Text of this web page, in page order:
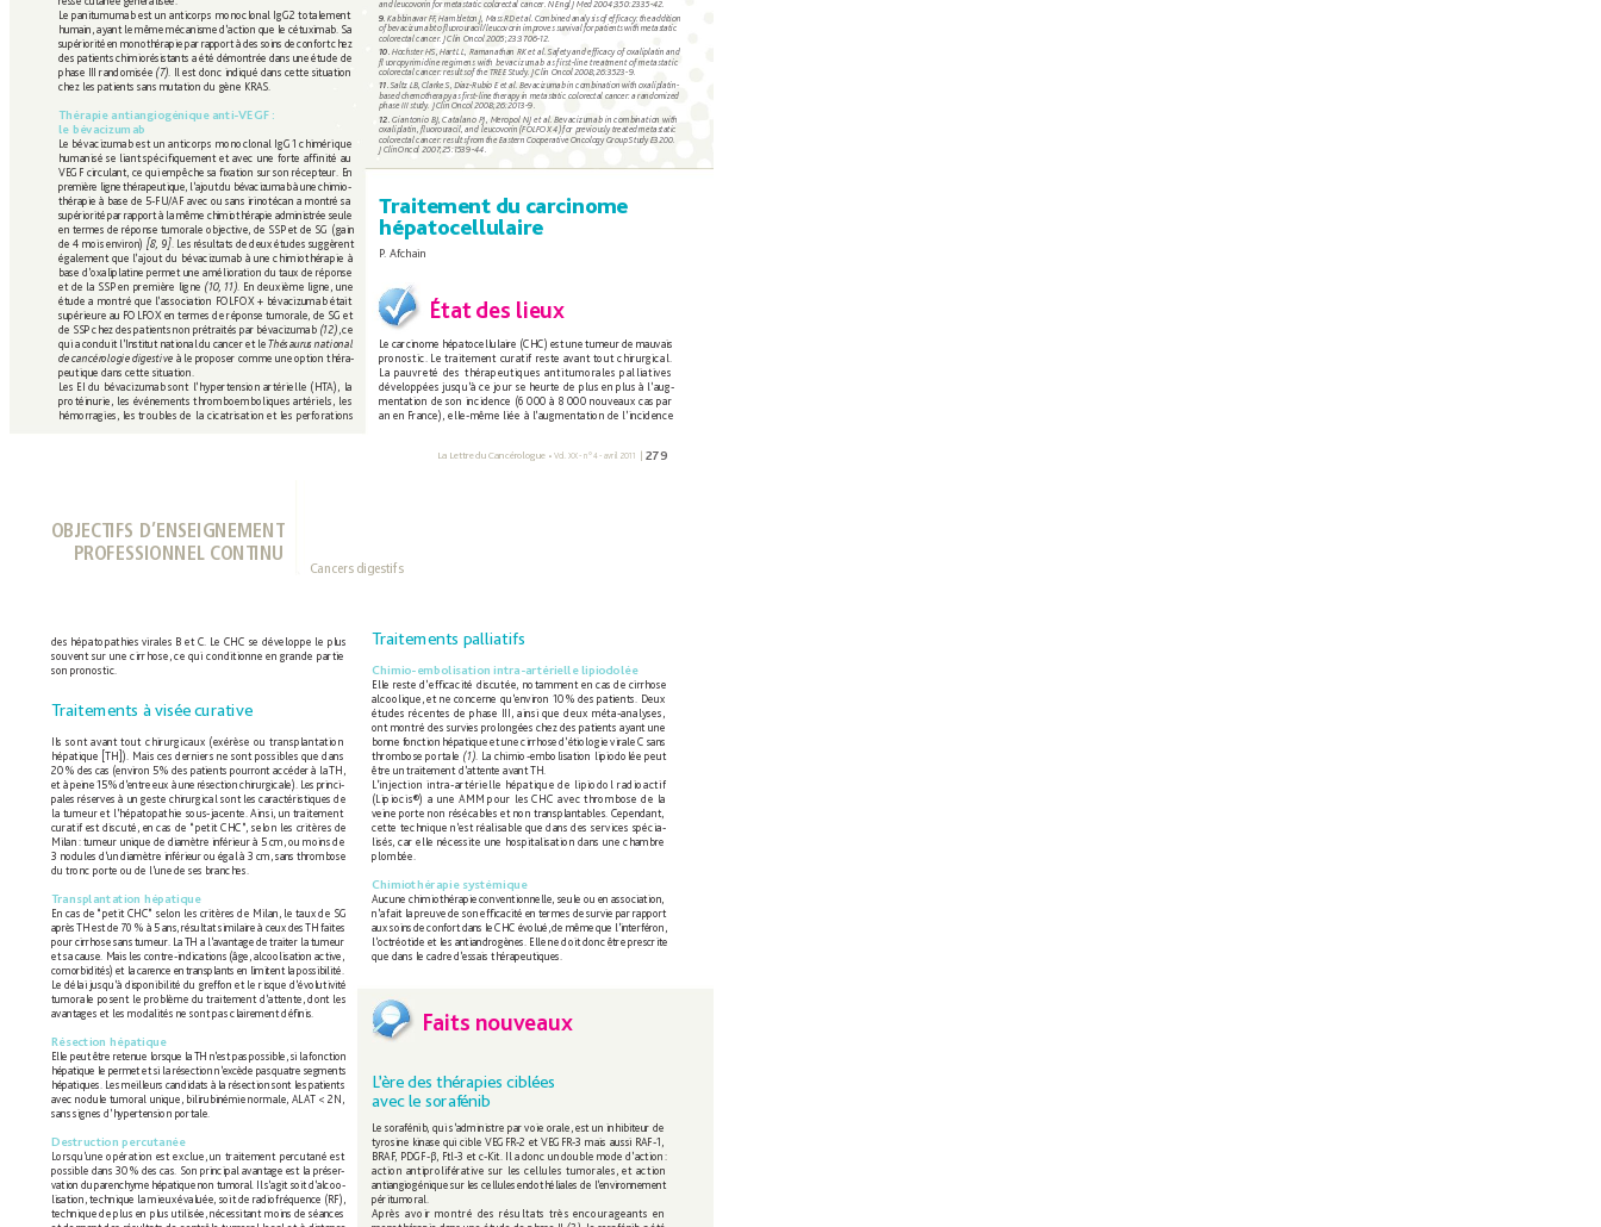
La Lettre du Cancérologue • Vol. XX - n° 4 - avril 2011 | 279
Le panitumumab est un anticorps monoclonal IgG2 totalement
humain, ayant le même mécanisme d’action que le cétuximab. Sa
supériorité en monothérapie par rapport à des soins de confort chez
des patients chimiorésistants a été démontrée dans une étude de
phase III randomisée (7). Il est donc indiqué dans cette situation
chez les patients sans mutation du gène KRAS.
Thérapie antiangiogénique anti-VEGF :
le bévacizumab
Le bévacizumab est un anticorps monoclonal IgG1 chimérique
humanisé se liant spéciﬁquement et avec une forte afﬁnité au
VEGF circulant, ce qui empêche sa ﬁ xation sur son récepteur. En
première ligne thérapeutique, l’ajout du bévacizumab à une chimio-
thérapie à base de 5-FU/AF avec ou sans irinotécan a montré sa
supériorité par rapport à la même chimiothérapie administrée seule
en termes de réponse tumorale objective, de SSP et de SG (gain
de 4 mois environ) [8, 9]. Les résultats de deux études suggèrent
également que l’ajout du bévacizumab à une chimiothérapie à
base d’oxaliplatine permet une amélioration du taux de réponse
et de la SSP en première ligne (10, 11). En deuxième ligne une
étude a montré que l’association FOLFOX + bévacizumab était
supérieure au FOLFOX en termes de réponse tumorale, de SG et
de SSP chez des patients non prétraités par bévacizumab (12) , ce
qui a conduit l’Institut national du cancer et le Thésaurus national
de cancérologie digestive à le proposer comme une option théra-
peutique dans cette situation.
Les EI du bévacizumab sont l’hypertension artérielle (HTA),
la
protéinurie, les événements thromboemboliques artériels,
les
hémorragies, les troubles de
la cicatrisation et les perforations
and leucovorin for metastatic colorectal cancer. N Engl J Med 2004;350:2335-42.
9. Kabbinavar FF, Hambleton J, Mass RD et al. Combined analysisof efﬁcacy: the addition
of bevacizumab to ﬂuorouracil/leucovorin improves survival for patients with metastatic
colorectal cancer. J Clin Oncol 2005;23:3706-12.
10. Hochster HS, Hart LL, Ramanathan RK et al. Safety and efﬁcacy of oxaliplatin and
fluoro pyrimidine regimens with bevacizumab as first-line treatment of metastatic
colorectal cancer: results of the TREE Study. J Clin Oncol 2008;26:3523-9.
11. Saltz LB, Clarke S, Diaz-Rubio E et al. Bevacizumab in combination with oxaliplatin-
based chemotherapy as ﬁrst-line therapy in metastatic colorectal cancer: a randomized
phase III study. J Clin Oncol 2008;26:2013-9.
12. Giantonio BJ, Catalano PJ, Meropol NJ et al. Bevacizumab in combination with
oxaliplatin, ﬂuorouracil, and leucovorin (FOLFOX 4) for previously treated metastatic
colorectal cancer: results from the Eastern Cooperative Oncology Group Study E3200.
J Clin Oncol 2007;25:1539-44.
Traitement du carcinome
hépatocellulaire
P. Afchain
État des lieux
Le carcinome hépatocellulaire (CHC) est une tumeur de mauvais
pronostic. Le traitement curatif reste avant tout chirurgical.
La pauvreté des thérapeutiques antitumorales palliatives
développées jusqu’à ce jour se heurte de plus en plus à l’aug-
mentation de son incidence (6 000 à 8 000 nouveaux cas par
an en France), elle-même liée à l’augmentation de l’incidence
Cancers digestifs
OBJECTIFS D’ENSEIGNEMENT
PROFESSIONNEL CONTINU
des hépato pathies virales B et C. Le CHC se développe le plus
souvent sur une cirrhose, ce qui conditionne en grande partie
son pronostic.
Traitements à visée curative
Ils sont avant tout chirurgicaux (exérèse ou transplantation
hépatique [TH]).
Mais ces derniers ne sont possibles que dans
20 % des cas (environ 5 % des patients pourront accéder à la TH,
et à peine 15 % d’entre eux à une résection chirurgicale). Les princi-
pales réserves à un geste chirurgical sont les caractéristiques de
la tumeur et l’hépatopathie sous-jacente. Ainsi, un traitement
curatif est discuté, en cas de “petit CHC” selon les critères de
Milan : tumeur unique de diamètre inférieur à 5 cm, ou moins de
3 nodules d’un diamètre inférieur ou égal à 3 cm, sans thrombose
du tronc porte ou de l’une de ses branches.
Transplantation hépatique
En cas de “petit CHC” selon les critères de Milan, le taux de SG
après TH est de 70 % à 5 ans, résultat similaire à ceux des TH faites
pour cirrhose sans tumeur. La TH a l’avantage de traiter la tumeur
et sa cause. Mais les contre-indications (âge, alcoolisation active,
comorbidités) et la carence en transplants en limitent la possibilité.
Le délai jusqu’à disponibilité du greffon et le risque d’évolutivité
tumorale posent le problème du traitement d’attente, dont les
avantages et les modalités ne sont pas clairement déﬁ nis.
Résection hépatique
Elle peut être retenue lorsque la TH n’est pas possible, si la fonction
hépatique le permet et si la résection n’excède pas quatre segments
hépatiques. Les meilleurs candidats à la résection sont les patients
avec nodule tumoral unique, bilirubinémie normale, ALAT < 2N,
sans signes d’hypertension portale.
Destruction percutanée
Lorsqu’une opération est exclue, un traitement percutané est
possible dans 30 % des cas. Son principal avantage est la préser-
vation du parenchyme hépatique non tumoral. Il s’agit soit d’alcoo-
lisation, technique la mieux évaluée, soit de radiofréquence (RF),
technique de plus en plus utilisée, nécessitant moins de séances
Traitements palliatifs
Chimio-embolisation intra-artérielle lipiodolée
Elle reste d’efﬁ cacité discutée, notamment en cas de cirrhose
alcoolique, et ne concerne qu’environ 10 % des patients.
Deux
études récentes de phase III, ainsi que deux méta-analyses,
ont montré des survies prolongées chez des patients ayant une
bonne fonction hépatique et une cirrhose d’étiologie virale C sans
thrombose portale (1) . La chimio-embolisation
lipiodolée peut
être un traitement d’attente avant TH.
’injection intra-artérielle hépatique de lipiodol radioactif
(Lipiocis®) a une AMM pour les CHC avec thrombose de la
veine porte non résécables et non transplantables. Cependant,
cette technique n’est réalisable que dans des services spécia-
lisés, car elle nécessite une hospitalisation dans une chambre
plombée.
Chimiothérapie systémique
Aucune chimiothérapie conventionnelle, seule ou en association,
n’a fait la preuve de son efﬁcacité en termes de survie par rapport
aux soins de confort dans le CHC évolué, de même que l’interféron,
l’octréotide et les antiandrogènes. Elle ne doit donc être prescrite
que dans le cadre d’essais thérapeutiques.
Faits nouveaux
L’ère des thérapies ciblées
avec le sorafénib
Le sorafénib, qui s’administre par voie orale, est un inhibiteur de
tyrosine kinase qui cible VEGFR-2 et VEGFR-3 mais aussi RAF-1,
BRAF, PDGF-β, Ftl-3 et c-Kit. Il a donc un double mode d’action :
action antiproliférative sur les cellules tumorales, et action
antiangio génique sur les cellules endothéliales de l’environnement
péritumoral.
Après avoir montré des résultats très encourageants en